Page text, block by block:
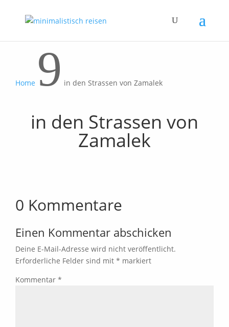
Home 9 in den Strassen von Zamalek
in den Strassen von
Zamalek
0 Kommentare
Einen Kommentar abschicken
Deine E-Mail-Adresse wird nicht veröffentlicht.
Erforderliche Felder sind mit * markiert
Kommentar *